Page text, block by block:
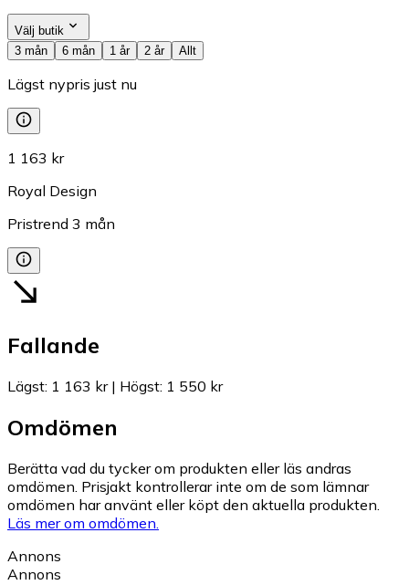
Välj butik
3 mån
6 mån 1 år 2 år Allt
Lägst nypris just nu
1 163 kr
Royal Design
Pristrend 3 mån
Fallande
Lägst: 1 163 kr| Högst: 1 550 kr
Omdömen
Berätta vad du tycker om produkten eller läs andras
omdömen. Prisjakt kontrollerar inte om de som lämnar
omdömen har använt eller köpt den aktuella produkten.
Läs mer om omdömen.
Annons
Annons